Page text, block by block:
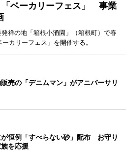
「ベーカリーフェス」 事業
祥の地「箱根小涌園」（箱根町）で春
カリーフェス」を開催する。
売の「デニムマン」がアニバーサリ
恒例「すべらない砂」配布 お守り
を応援